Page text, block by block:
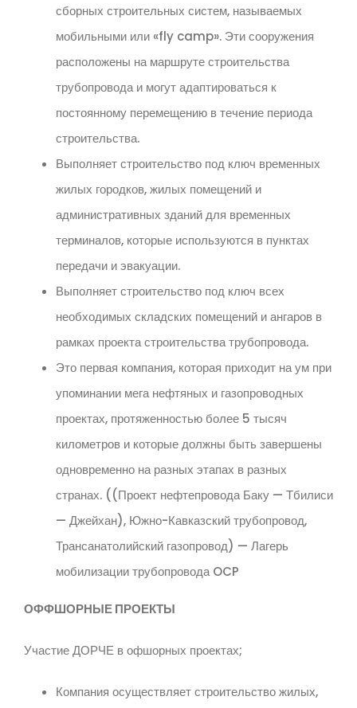
сборных строительных систем, называемых
мобильными или «fly camp». Эти сооружения
расположены на маршруте строительства
трубопровода и могут адаптироваться к
постоянному перемещению в течение периода
строительства.
Выполняет строительство под ключ временных
жилых городков, жилых помещений и
административных зданий для временных
терминалов, которые используются в пунктах
передачи и эвакуации.
Выполняет строительство под ключ всех
необходимых складских помещений и ангаров в
рамках проекта строительства трубопровода.
Это первая компания, которая приходит на ум при
упоминании мега нефтяных и газопроводных
проектах, протяженностью более 5 тысяч
километров и которые должны быть завершены
одновременно на разных этапах в разных
странах. ((Проект нефтепровода Баку — Тбилиси
— Джейхан), Южно-Кавказский трубопровод,
Трансанатолийский газопровод) — Лагерь
мобилизации трубопровода OCP
ОФФШОРНЫЕ ПРОЕКТЫ
Участие ДОРЧЕ в офшорных проектах;
Компания осуществляет строительство жилых,